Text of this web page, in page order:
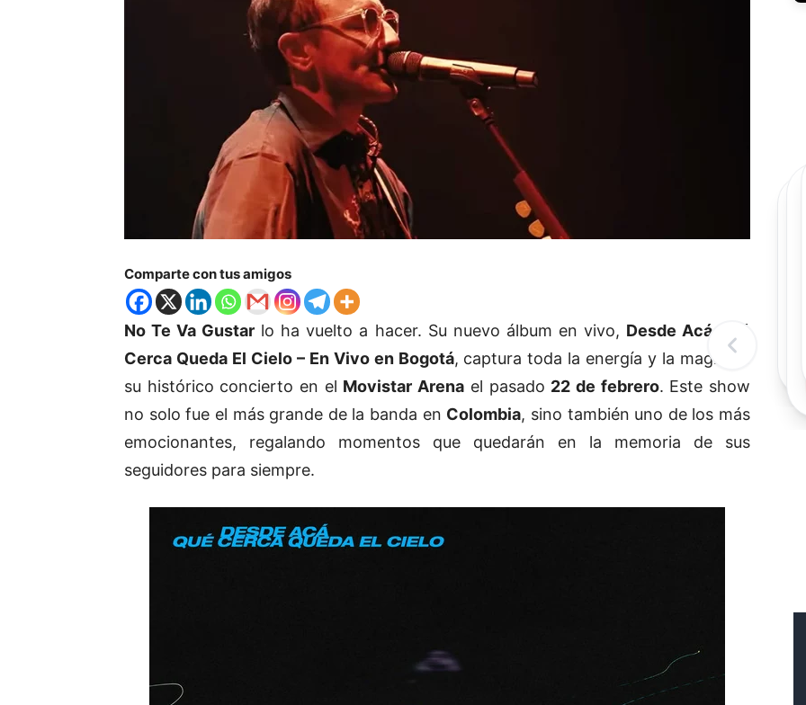
Comparte con tus amigos
No Te Va Gustar lo ha vuelto a hacer. Su nuevo álbum en vivo, Desde Acá Qué
Cerca Queda El Cielo – En Vivo en Bogotá, captura toda la energía y la magia de
su histórico concierto en el Movistar Arena el pasado 22 de febrero. Este show
no solo fue el más grande de la banda en Colombia, sino también uno de los más
emocionantes, regalando momentos que quedarán en la memoria de sus
seguidores para siempre.